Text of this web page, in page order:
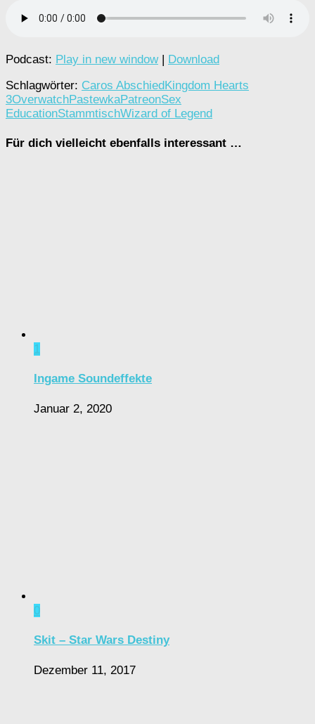
Podcast: Play in new window| Download
Schlagwörter: Caros AbschiedKingdom Hearts
3OverwatchPastewkaPatreonSex
EducationStammtischWizard of Legend
Für dich vielleicht ebenfalls interessant …
1
Ingame Soundeffekte
Januar 2, 2020
0
Skit – Star Wars Destiny
Dezember 11, 2017